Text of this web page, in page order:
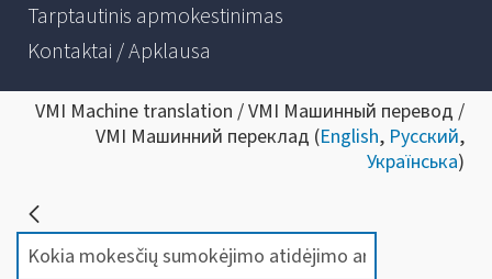
Tarptautinis apmokestinimas
Kontaktai / Apklausa
VMI Machine translation / VMI Машинный перевод /
VMI Машинний переклад (English, Русский,
Українська)